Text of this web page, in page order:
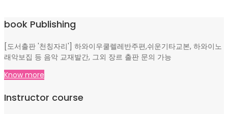
book Publishing
[도서출판 '천칭자리'] 하와이우쿨렐레반주편,쉬운기타교본, 하와이노
래악보집 등 음악 교재발간, 그외 장르 출판 문의 가능
Know more
Instructor course